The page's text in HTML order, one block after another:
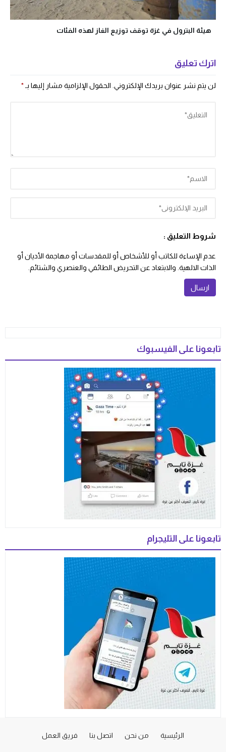
هيئة البترول في غزة توقف توزيع الغاز لهذه الفئات
اترك تعليق
لن يتم نشر عنوان بريدك الإلكتروني. الحقول الإلزامية مشار إليها بـ *
شروط التعليق :
عدم الإساءة للكاتب أو للأشخاص أو للمقدسات أو مهاجمة الأديان أو
الذات الالهية. والابتعاد عن التحريض الطائفي والعنصري والشتائم.
تابعونا على الفيسبوك
تابعونا على التليجرام
الرئيسية من نحن اتصل بنا فريق العمل